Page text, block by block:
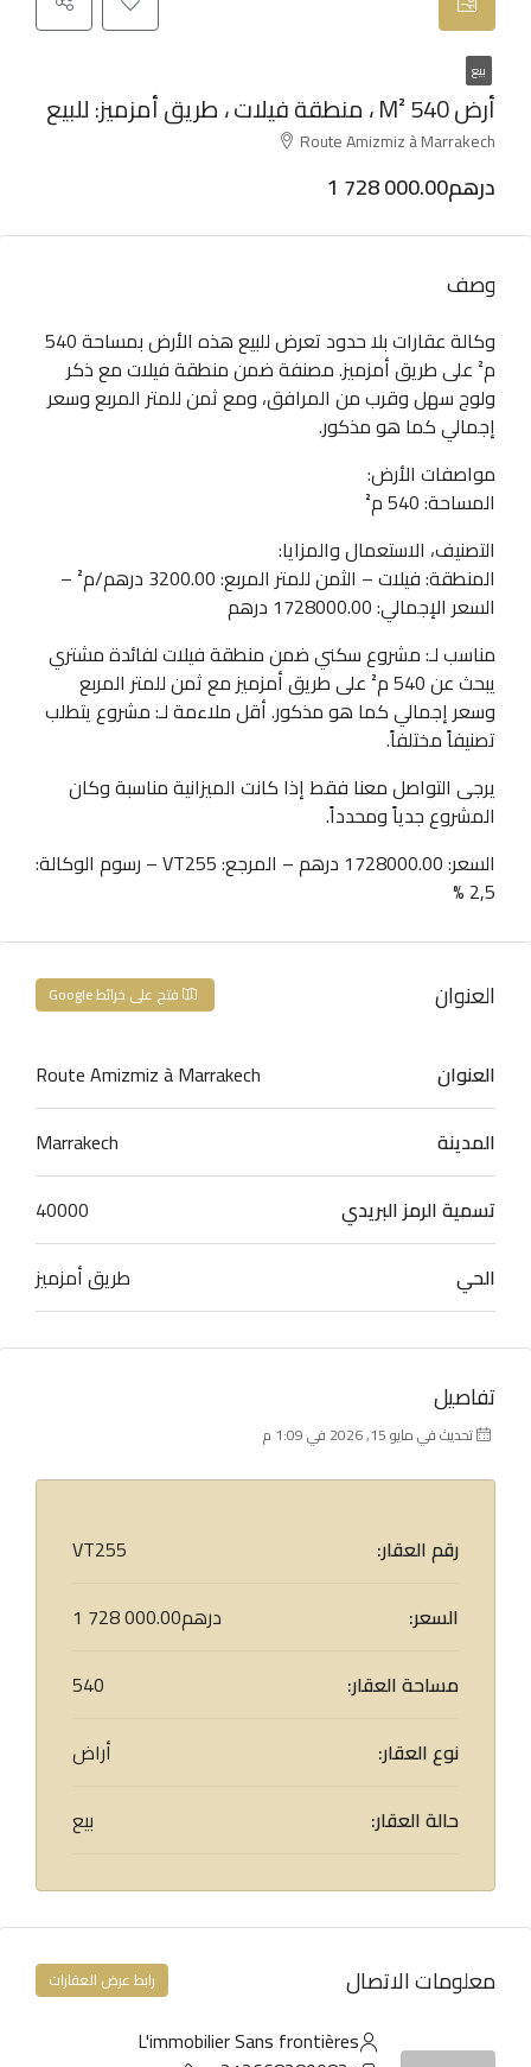
بيع
أرض 540 M² ، منطقة فيلات ، طريق أمزميز: للبيع
Route Amizmiz à Marrakech
1 728 000.00درهم
وصف
وكالة عقارات بلا حدود تعرض للبيع هذه الأرض بمساحة 540
م² على طريق أمزميز. مصنفة ضمن منطقة فيلات مع ذكر
ولوج سهل وقرب من المرافق، ومع ثمن للمتر المربع وسعر
إجمالي كما هو مذكور.
مواصفات الأرض:
المساحة: 540 م²
التصنيف، الاستعمال والمزايا:
المنطقة: فيلات – الثمن للمتر المربع: 3200.00 درهم/م² –
السعر الإجمالي: 1728000.00 درهم
مناسب لـ: مشروع سكني ضمن منطقة فيلات لفائدة مشتري
يبحث عن 540 م² على طريق أمزميز مع ثمن للمتر المربع
وسعر إجمالي كما هو مذكور. أقل ملاءمة لـ: مشروع يتطلب
تصنيفاً مختلفاً.
يرجى التواصل معنا فقط إذا كانت الميزانية مناسبة وكان
المشروع جدياً ومحدداً.
السعر: 1728000.00 درهم – المرجع: VT255 – رسوم الوكالة:
2,5 %
العنوان فتح على خرائط Google
العنوان
Route Amizmiz à Marrakech
المدينة
Marrakech
تسمية الرمز البريدي
40000
الحي
طريق أمزميز
تفاصيل
تحديث في مايو 15, 2026 في 1:09 م
رقم العقار:
VT255
السعر:
1 728 000.00درهم
مساحة العقار:
540
نوع العقار:
أراض
حالة العقار:
بيع
معلومات الاتصال رابط عرض العقارات
L'immobilier Sans frontières